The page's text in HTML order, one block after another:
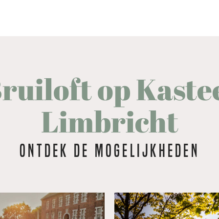
op
Limbricht
Ontdek de mogelijkheden